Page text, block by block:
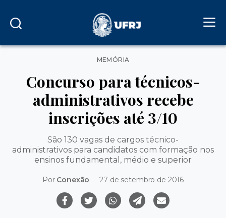
Categorias
MEMÓRIA
Concurso para técnicos-
administrativos recebe
inscrições até 3/10
São 130 vagas de cargos técnico-
administrativos para candidatos com formação nos
ensinos fundamental, médio e superior
Por Conexão 27 de setembro de 2016